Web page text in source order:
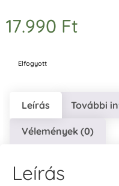
17.990 Ft
Elfogyott
Leírás További
Vélemények (0)
Leírás